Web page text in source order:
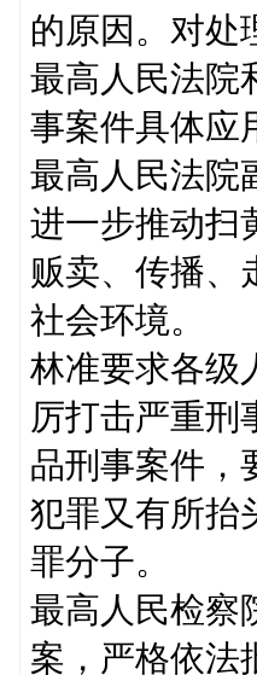
的原因。对处
最高人民法院
事案件具体应
最高人民法院
进一步推动扫
贩卖、传播、
社会环境。
林准要求各级
厉打击严重刑
品刑事案件，
犯罪又有所抬
罪分子。
最高人民检察
案，严格依法